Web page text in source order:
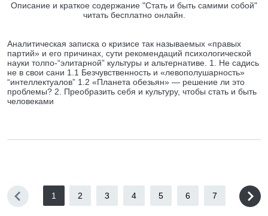
Описание и краткое содержание "Стать и быть самими собой"
читать бесплатно онлайн.
Аналитическая записка о кризисе так называемых «правых
партий» и его причинах, сути рекомендаций психологической
науки толпо-“элитарной” культуры и альтернативе. 1. Не садись
не в свои сани 1.1 Безчувственность и «левополушарность»
“интеллектуалов” 1.2 «Планета обезьян» — решение ли это
проблемы? 2. Преобразить себя и культуру, чтобы стать и быть
человеками
1 2 3 4 5 6 7